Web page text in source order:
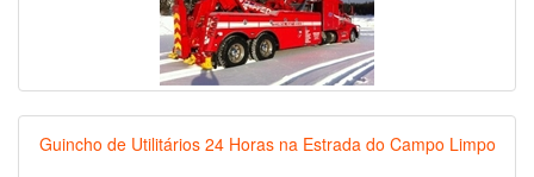
Guincho de Utilitários 24 Horas na Estrada do Campo Limpo